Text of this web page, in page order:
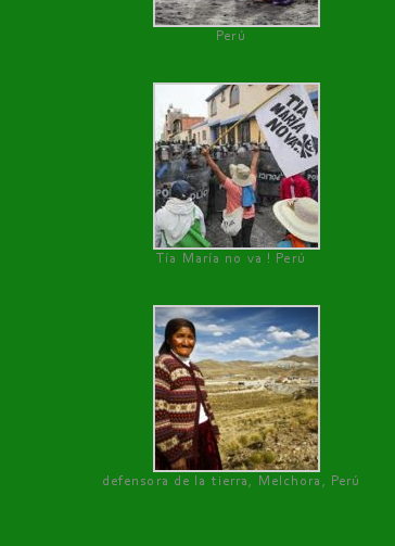
Perú
Tía María no va ! Perú
defensora de la tierra, Melchora, Perú